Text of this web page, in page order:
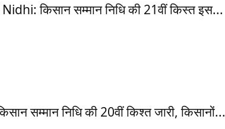
किसान सम्मान निधि की 21वीं किस्त इस...
सम्मान निधि की 20वीं किश्त जारी, किसानों...